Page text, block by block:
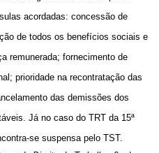
acordadas: concessão de
de todos os benefícios sociais e
remunerada; fornecimento de
prioridade na recontratação das
das demissões dos
Já no caso do TRT da 15ª
se suspensa pelo TST.